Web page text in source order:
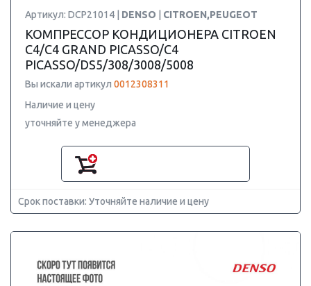
Артикул: DCP21014 | DENSO CITROEN,PEUGEOT
КОМПРЕССОР КОНДИЦИОНЕРА CITROEN
C4/C4 GRAND PICASSO/C4
PICASSO/DS5/308/3008/5008
Вы искали артикул 0012308311
Наличие и цену
уточняйте у менеджера
Срок поставки: Уточняйте наличие и цену